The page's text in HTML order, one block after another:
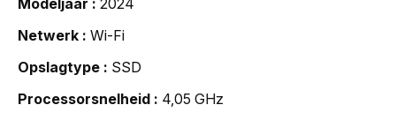
Netwerk
Wi-Fi
Opslagtype
SSD
Processorsnelheid
4,05 GHz